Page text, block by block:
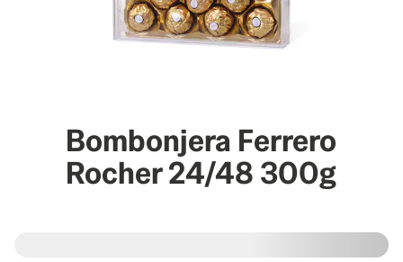
Bombonjera Ferrero
Rocher 24/48 300g